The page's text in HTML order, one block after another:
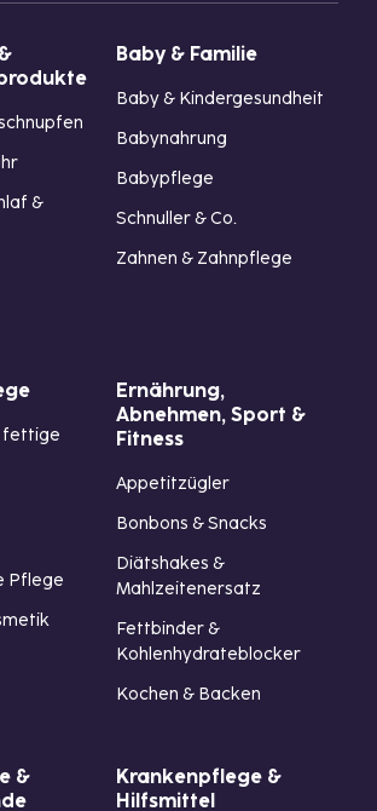
&
Baby & Familie
Baby & Kindergesundheit
Babynahrung
Babypflege
Schnuller & Co.
Zahnen & Zahnpflege
fettige
Pflege
Ernährung,
Abnehmen, Sport &
Fitness
Appetitzügler
Bonbons & Snacks
Diätshakes &
Mahlzeitenersatz
Fettbinder &
Kohlenhydrateblocker
Kochen & Backen
&
Krankenpflege &
Hilfsmittel